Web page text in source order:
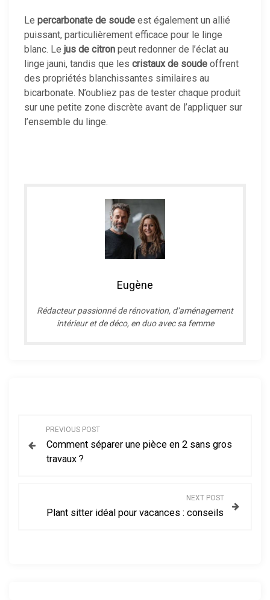
Le percarbonate de soude est également un allié
puissant, particulièrement efficace pour le linge
blanc. Le jus de citron peut redonner de l’éclat au
linge jauni, tandis que les cristaux de soude offrent
des propriétés blanchissantes similaires au
bicarbonate. N’oubliez pas de tester chaque produit
sur une petite zone discrète avant de l’appliquer sur
l’ensemble du linge.
Eugène
Rédacteur passionné de rénovation, d’aménagement
intérieur et de déco, en duo avec sa femme
PREVIOUS POST
Comment séparer une pièce en 2 sans gros
travaux ?
NEXT POST
Plant sitter idéal pour vacances : conseils